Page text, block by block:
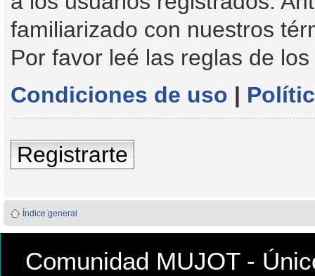
familiarizado con nuestros
Por favor leé las reglas de
Condiciones de uso |
Registrarte
Índice general
Comunidad MUJOT -